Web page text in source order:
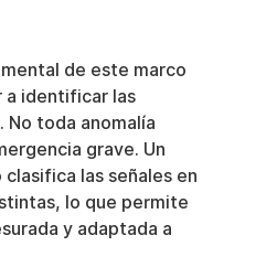
de este marco
a identificar las
No toda anomalía
grave. Un
las señales en
lo que permite
y adaptada a